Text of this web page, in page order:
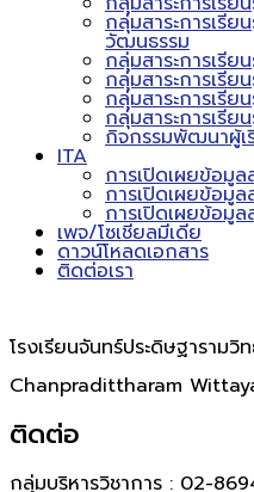
กลุ่มสาระการเรี
วัฒนธรรม
กลุ่มสาระการเรี
กลุ่มสาระการเรีย
กลุ่มสาระการเรีย
กลุ่มสาระการเรีย
กิจกรรมพัฒนาผู้เ
ITA
การเปิดเผยข้อมู
การเปิดเผยข้อมู
การเปิดเผยข้อมู
เพจ/โซเชียลมีเดีย
ดาวน์โหลดเอกสาร
ติดต่อเรา
โรงเรียนจันทร์ประดิษฐารามวิ
Chanpradittharam
ติดต่อ
กลุ่มบริหารวิชาการ : 02-